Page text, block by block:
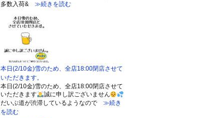
多数入荷& ≫続きを読む
本日(2/10金)雪のため、全店18:00閉店させて
いただきます。
本日(2/10金)雪のため、全店18:00閉店させて
いただきます
誠に申し訳ございません
だいぶ道が渋滞しているようなので ≫続き
を読む